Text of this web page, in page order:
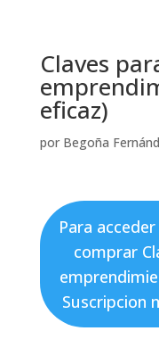
Claves
eficaz)
por Begoña
Para
comprar
Suscripcion